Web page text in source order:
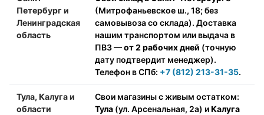
Петербург и
Ленинградская
область
(Митрофаньевское ш., 18; без
самовывоза со склада). Доставка
нашим транспортом или выдача в
ПВЗ —от 2 рабочих дней (точную
дату подтвердит менеджер).
Телефон в СПб: +7 (812) 213-31-35.
Тула, Калуга и
области
Свои магазины с живым остатком:
Тула (ул. Арсенальная, 2а) иКалуга